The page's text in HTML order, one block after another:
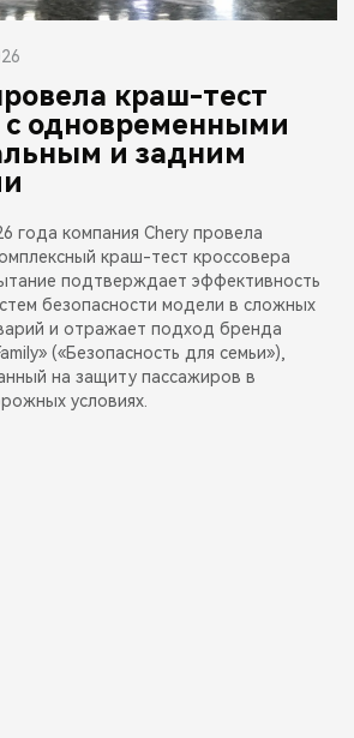
краш-тест
с одновременными
и задним
года компания Chery провела
краш-тест кроссовера
подтверждает эффективность
безопасности модели в сложных
и отражает подход бренда
(«Безопасность для семьи»),
на защиту пассажиров в
условиях.